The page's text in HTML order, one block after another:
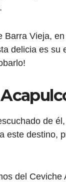
Barra Vieja,
delicia es su
de
este destino,
del Ceviche